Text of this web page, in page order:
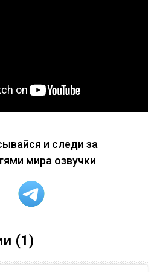
и следи за
мира озвучки
(1)